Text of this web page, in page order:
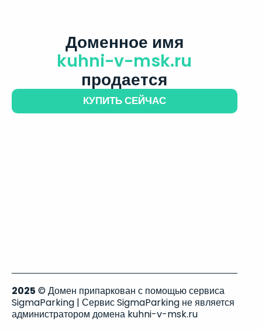
Доменное имя
kuhni-v-msk.ru
продается
КУПИТЬ СЕЙЧАС
2025 © Домен припаркован с помощью сервиса
SigmaParking | Сервис SigmaParking не является
администратором домена kuhni-v-msk.ru